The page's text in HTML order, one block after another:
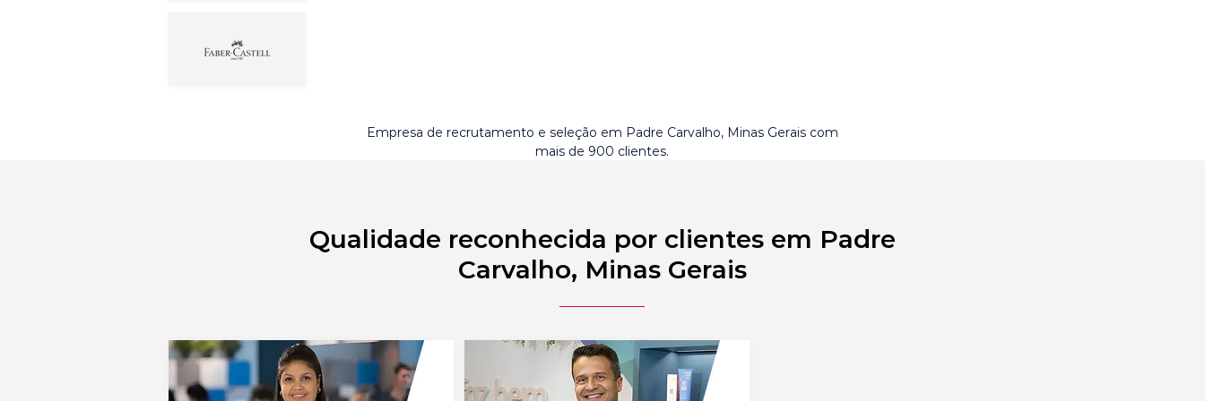
Empresa de recrutamento e seleção em Padre Carvalho, Minas Gerais com
mais de 900 clientes.
Qualidade reconhecida por clientes em Padre
Carvalho, Minas Gerais